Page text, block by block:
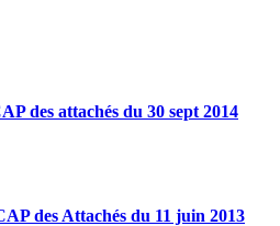
des attachés du 30 sept 2014
des Attachés du 11 juin 2013